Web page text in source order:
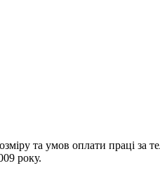
та умов оплати праці за
року.